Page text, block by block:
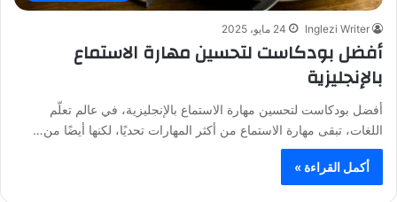
Inglezi Writer 24 مايو، 2025
أفضل بودكاست لتحسين مهارة الاستماع
بالإنجليزية
أفضل بودكاست لتحسين مهارة الاستماع بالإنجليزية، في عالم تعلّم
اللغات، تبقى مهارة الاستماع من أكثر المهارات تحديًا، لكنها أيضًا من…
أكمل القراءة »